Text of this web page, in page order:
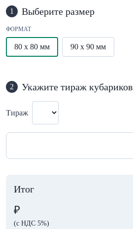
1 Выберите размер
ФОРМАТ
80 x 80 мм 90 x 90 мм
2 Укажите тираж кубариков
Тираж
Итог
₽
(с НДС 5%)